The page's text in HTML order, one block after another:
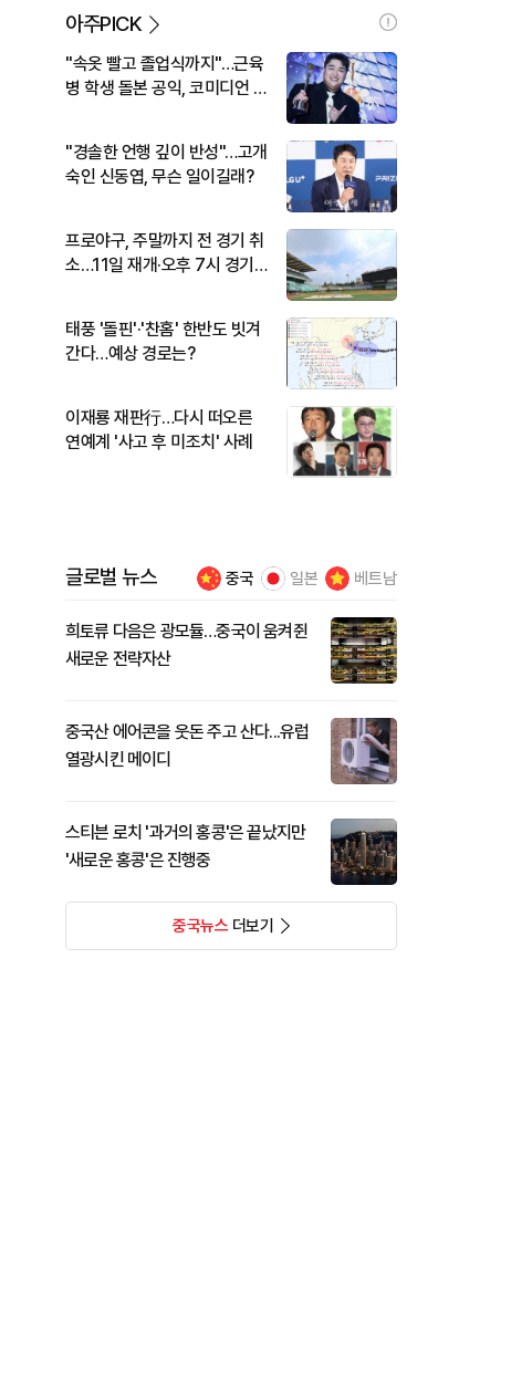
아주PICK
"속옷 빨고 졸업식까지"…근육
병 학생 돌본 공익, 코미디언 김
"경솔한 언행 깊이 반성"…고개
숙인 신동엽, 무슨 일이길래?
프로야구, 주말까지 전 경기 취
소…11일 재개·오후 7시 경기
태풍 '돌핀'·'찬홈' 한반도 빗겨
간다…예상 경로는?
이재룡 재판行…다시 떠오른
연예계 '사고 후 미조치' 사례
글로벌 뉴스 중국 일본 베트남
희토류 다음은 광모듈…중국이 움켜쥔
새로운 전략자산
중국산 에어콘을 웃돈 주고 산다...유럽
열광시킨 메이디
스티븐 로치 '과거의 홍콩'은 끝났지만
'새로운 홍콩'은 진행중
중국뉴스더보기